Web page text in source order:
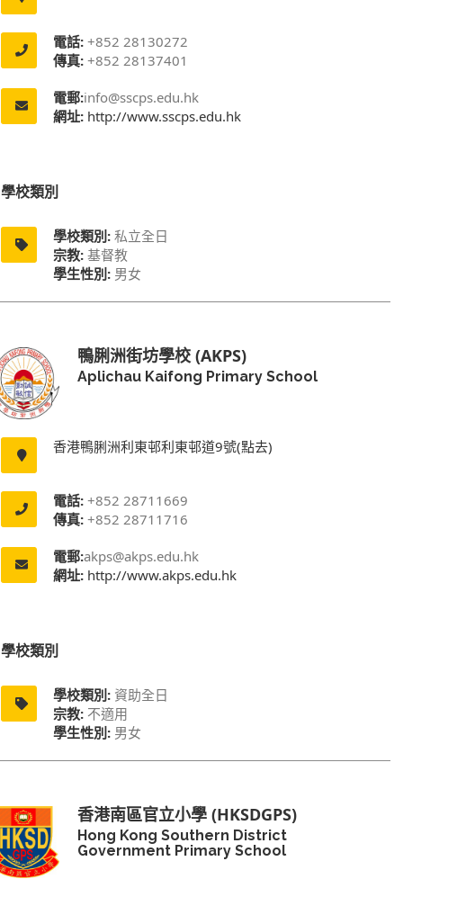
電話:+852 28130272
傳真:+852 28137401
電郵:info@sscps.edu.hk
網址:http://www.sscps.edu.hk
學校類別
學校類別:私立全日
宗教:基督教
學生性別:男女
鴨脷洲街坊學校 (AKPS)
Aplichau Kaifong Primary School
香港鴨脷洲利東邨利東邨道9號(點去)
電話:+852 28711669
傳真:+852 28711716
電郵:akps@akps.edu.hk
網址:http://www.akps.edu.hk
學校類別
學校類別:資助全日
宗教:不適用
學生性別:男女
香港南區官立小學 (HKSDGPS)
Hong Kong Southern District
Government Primary School